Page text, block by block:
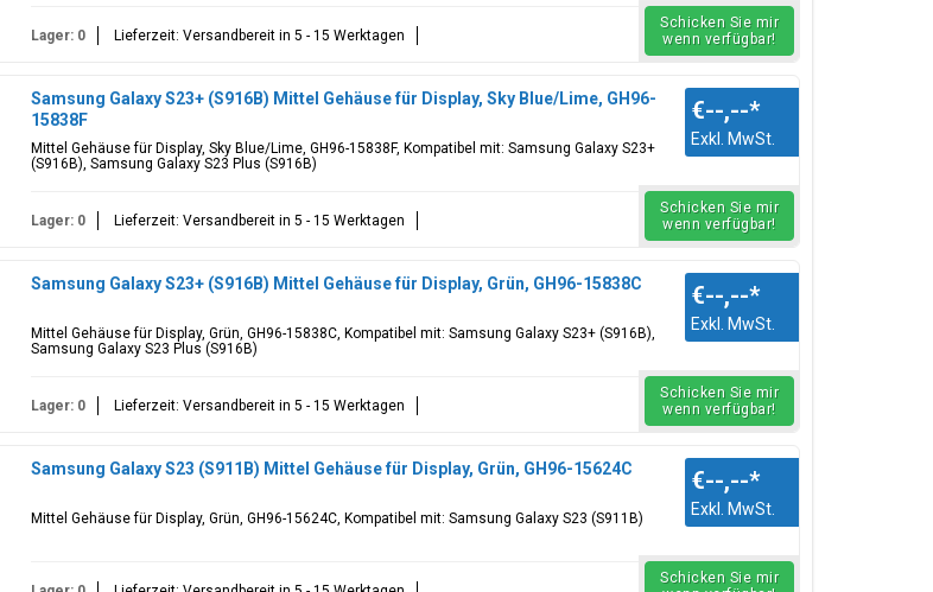
Lager: 0 Lieferzeit: Versandbereit in 5 - 15 Werktagen
Schicken Sie mir
wenn verfügbar!
Samsung Galaxy S23+ (S916B) Mittel Gehäuse für Display, Sky Blue/Lime, GH96-
15838F
Mittel Gehäuse für Display, Sky Blue/Lime, GH96-15838F, Kompatibel mit: Samsung Galaxy S23+
(S916B), Samsung Galaxy S23 Plus (S916B)
€--,--*
Exkl. MwSt.
Lager: 0 Lieferzeit: Versandbereit in 5 - 15 Werktagen
Schicken Sie mir
wenn verfügbar!
Samsung Galaxy S23+ (S916B) Mittel Gehäuse für Display, Grün, GH96-15838C
Mittel Gehäuse für Display, Grün, GH96-15838C, Kompatibel mit: Samsung Galaxy S23+ (S916B),
Samsung Galaxy S23 Plus (S916B)
€--,--*
Exkl. MwSt.
Lager: 0 Lieferzeit: Versandbereit in 5 - 15 Werktagen
Schicken Sie mir
wenn verfügbar!
Samsung Galaxy S23 (S911B) Mittel Gehäuse für Display, Grün, GH96-15624C
Mittel Gehäuse für Display, Grün, GH96-15624C, Kompatibel mit: Samsung Galaxy S23 (S911B)
€--,--*
Exkl. MwSt.
Schicken Sie mir